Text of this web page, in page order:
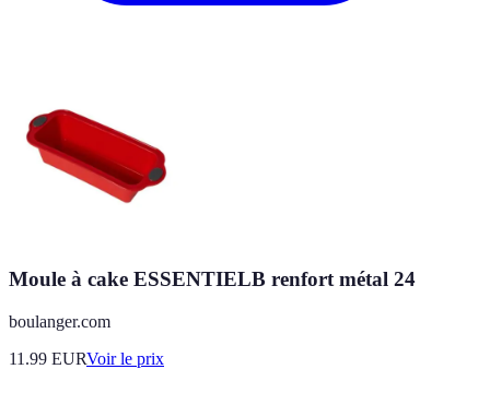
Moule à cake ESSENTIELB renfort métal 24
boulanger.com
11.99 EURVoir le prix